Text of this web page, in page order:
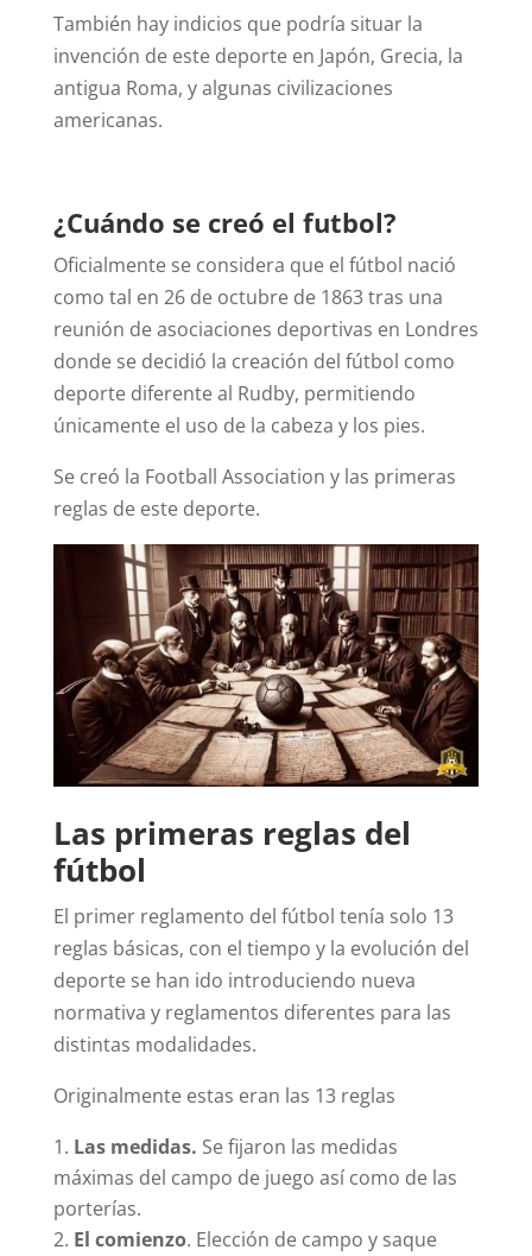
También hay indicios que podría situar la
invención de este deporte en Japón, Grecia, la
antigua Roma, y algunas civilizaciones
americanas.
¿Cuándo se creó el futbol?
Oficialmente se considera que el fútbol nació
como tal en 26 de octubre de 1863 tras una
reunión de asociaciones deportivas en Londres
donde se decidió la creación del fútbol como
deporte diferente al Rudby, permitiendo
únicamente el uso de la cabeza y los pies.
Se creó la Football Association y las primeras
reglas de este deporte.
Las primeras reglas del
fútbol
El primer reglamento del fútbol tenía solo 13
reglas básicas, con el tiempo y la evolución del
deporte se han ido introduciendo nueva
normativa y reglamentos diferentes para las
distintas modalidades.
Originalmente estas eran las 13 reglas
Las medidas. Se fijaron las medidas
máximas del campo de juego así como de las
porterías.
El comienzo. Elección de campo y saque